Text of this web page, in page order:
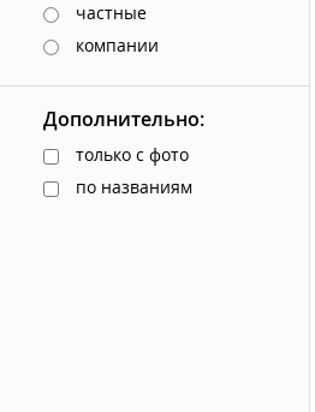
частные
компании
Дополнительно:
только с фото
по названиям